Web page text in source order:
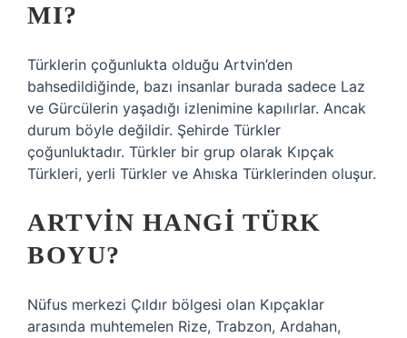
MI?
Türklerin çoğunlukta olduğu Artvin’den
bahsedildiğinde, bazı insanlar burada sadece Laz
ve Gürcülerin yaşadığı izlenimine kapılırlar. Ancak
durum böyle değildir. Şehirde Türkler
çoğunluktadır. Türkler bir grup olarak Kıpçak
Türkleri, yerli Türkler ve Ahıska Türklerinden oluşur.
ARTVIN HANGI TÜRK
BOYU?
Nüfus merkezi Çıldır bölgesi olan Kıpçaklar
arasında muhtemelen Rize, Trabzon, Ardahan,